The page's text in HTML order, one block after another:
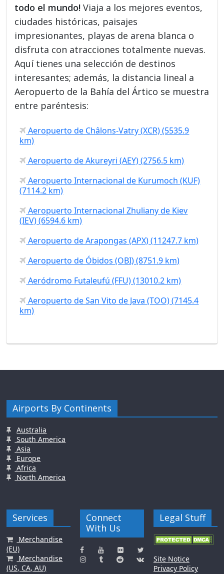
todo el mundo! Viaja a los mejores eventos,
ciudades históricas, paisajes
impresionantes, playas de arena blanca o
disfruta con atracciones totalmente nuevas.
Aquí tienes una selección de destinos
interesantes; además, la distancia lineal a
Aeropuerto de la Bahía del Ártico se muestra
entre paréntesis:
Aeropuerto de Châlons-Vatry (XCR) (5535.9
km)
Aeropuerto de Akureyri (AEY) (2756.5 km)
Aeropuerto Internacional de Kurumoch (KUF)
(7114.2 km)
Aeropuerto Internacional Zhuliany de Kiev
(IEV) (6594.6 km)
Aeropuerto de Arapongas (APX) (11247.7 km)
Aeropuerto de Óbidos (OBI) (8751.9 km)
Aeródromo Futaleufú (FFU) (13010.2 km)
Aeropuerto de San Vito de Java (TOO) (7145.4
km)
Airports By Continents
Australia
South America
Asia
Europe
Africa
North America
Services
Merchandise
(EU)
Merchandise
(US, CA, AU)
Connect
With Us
Legal Stuff
Site Notice
Privacy Policy